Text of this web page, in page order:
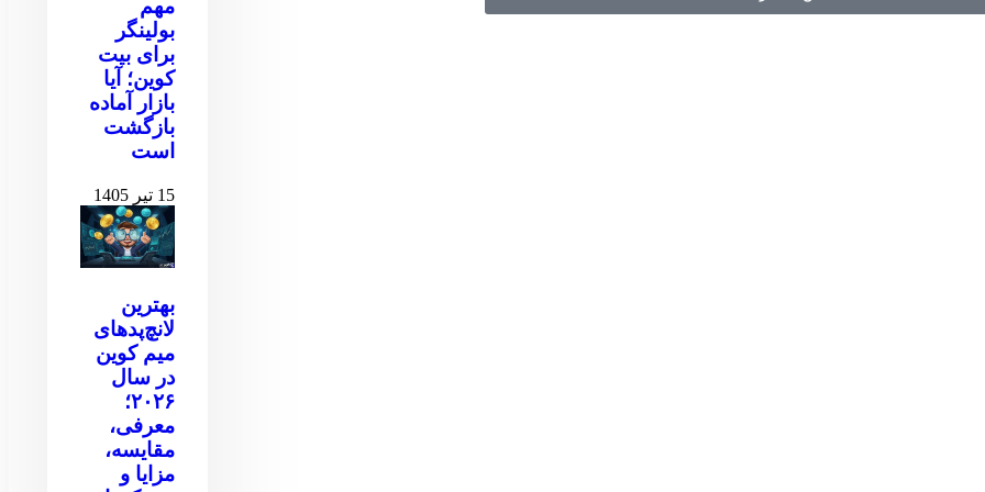
مهم
بولینگر
برای بیت
کوین‌‌؛ آیا
بازار آماده
بازگشت
است
15 تیر 1405
بهترین
لانچ‌پدهای
میم کوین
در سال
۲۰۲۶؛
معرفی،
مقایسه،
مزایا و